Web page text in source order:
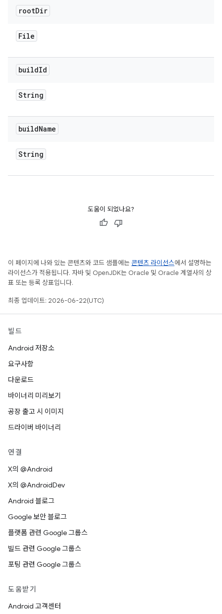
rootDir
File
buildId
String
buildName
String
도움이 되었나요?
이 페이지에 나와 있는 콘텐츠와 코드 샘플에는 콘텐츠 라이선스에서 설명하는
라이선스가 적용됩니다. 자바 및 OpenJDK는 Oracle 및 Oracle 계열사의 상
표 또는 등록 상표입니다.
최종 업데이트: 2026-06-22(UTC)
빌드
Android 저장소
요구사항
다운로드
바이너리 미리보기
공장 출고 시 이미지
드라이버 바이너리
연결
X의 @Android
X의 @AndroidDev
Android 블로그
Google 보안 블로그
플랫폼 관련 Google 그룹스
빌드 관련 Google 그룹스
포팅 관련 Google 그룹스
도움받기
Android 고객센터